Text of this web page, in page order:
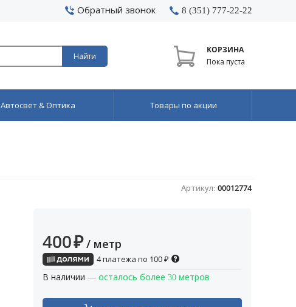
Обратный звонок 8 (351) 777-22-22
Найти
КОРЗИНА
Пока пуста
Автосвет & Оптика Товары по акции
Артикул: 00012774
400₽ / метр
4 платежа по 100₽
В наличии — осталось более 30 метров